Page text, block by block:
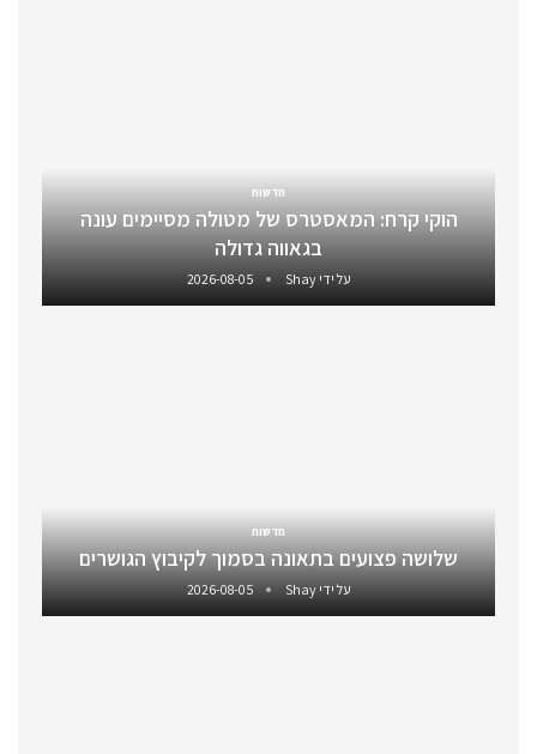
חדשות
הוקי קרח: המאסטרס של מטולה מסיימים עונה
בגאווה גדולה
על ידיShay
2026-08-05
חדשות
שלושה פצועים בתאונה בסמוך לקיבוץ הגושרים
על ידיShay
2026-08-05